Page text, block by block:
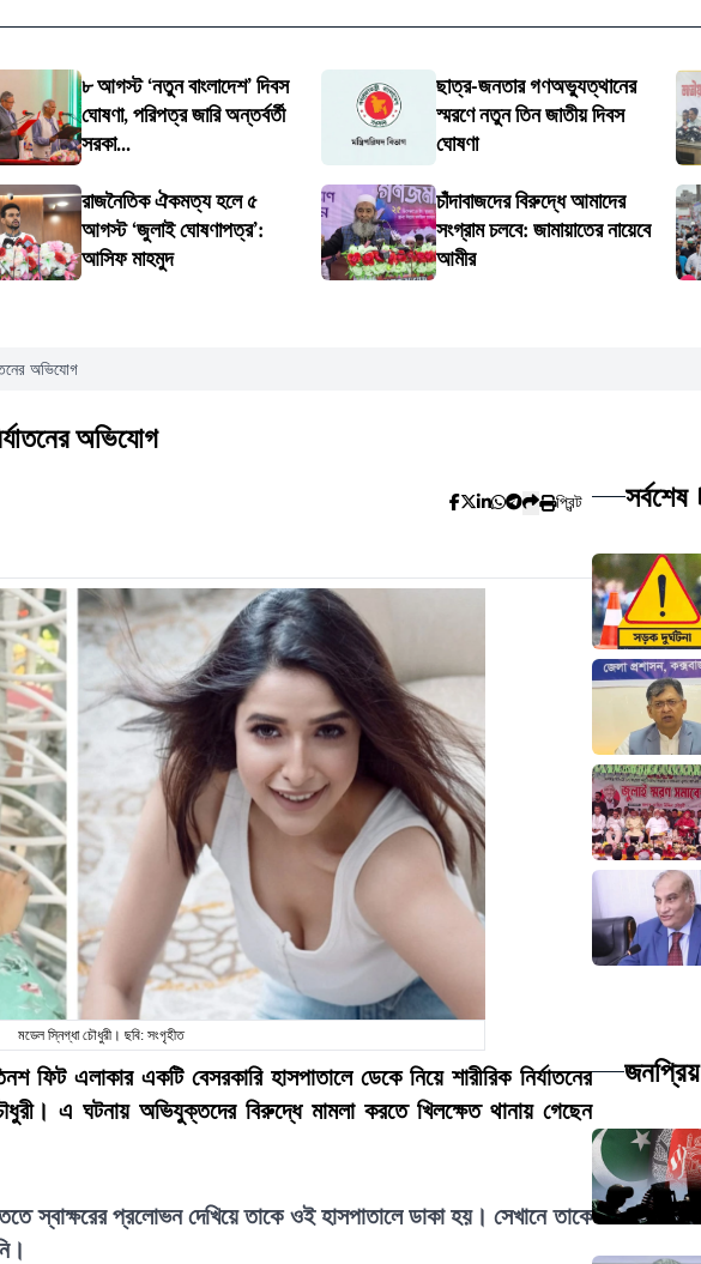
৮ আগস্ট ‘নতুন বাংলাদেশ’ দিবস
ঘোষণা, পরিপত্র জারি অন্তর্বর্তী
সরকা...
ছাত্র-জনতার গণঅভ্যুত্থানের
স্মরণে নতুন তিন জাতীয় দিবস
ঘোষণা
রাজনৈতিক ঐকমত্য হলে ৫
আগস্ট ‘জুলাই ঘোষণাপত্র’:
আসিফ মাহমুদ
চাঁদাবাজদের বিরুদ্ধে আমাদের
সংগ্রাম চলবে: জামায়াতের নায়েবে
আমীর
অভিযোগ
অভিযোগ
প্রিন্ট
মডেল স্নিগ্ধা চৌধুরী। ছবি: সংগৃহীত
ফিট এলাকার একটি বেসরকারি হাসপাতালে ডেকে নিয়ে শারীরিক নির্যাতনের
এ ঘটনায় অভিযুক্তদের বিরুদ্ধে মামলা করতে খিলক্ষেত থানায় গেছেন
স্বাক্ষরের প্রলোভন দেখিয়ে তাকে ওই হাসপাতালে ডাকা হয়। সেখানে তাকে
সর্বশেষ
জনপ্রিয়